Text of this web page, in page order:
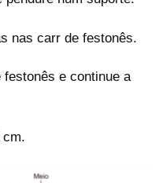
nas carr de festonês.
festonês e continue a
cm.